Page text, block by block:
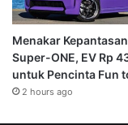
Menakar
Super-ONE, EV Rp
untuk Pencinta Fun
2 hours ago